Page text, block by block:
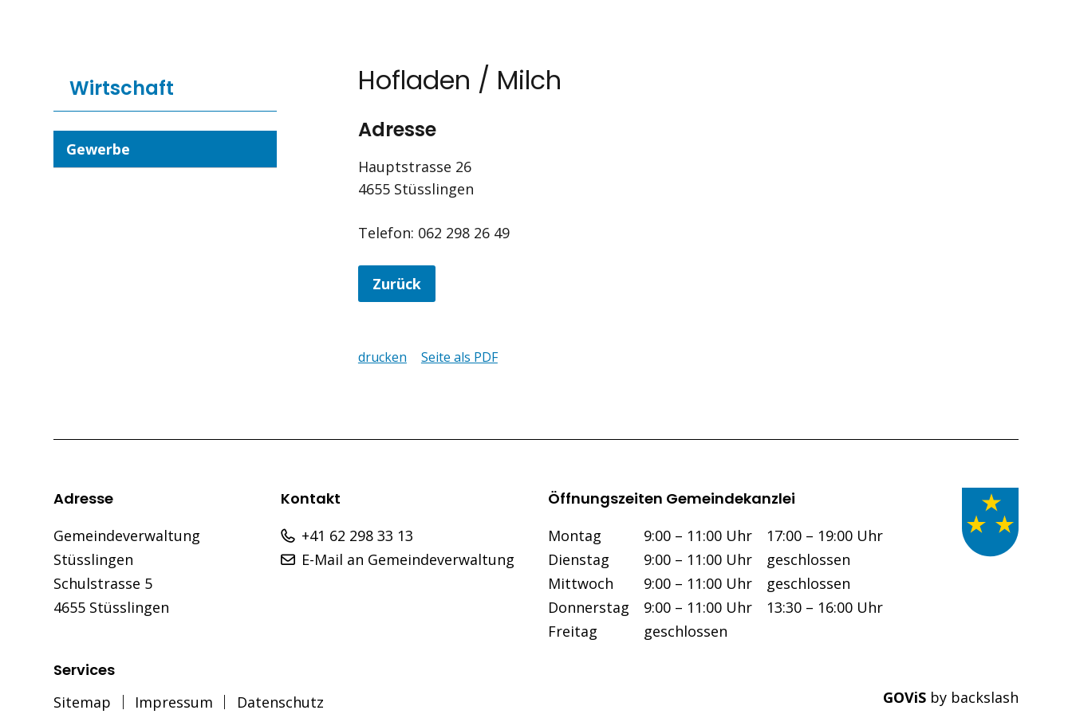
Wirtschaft
Gewerbe
Hofladen / Milch
Adresse
Hauptstrasse 26
4655 Stüsslingen
Telefon: 062 298 26 49
Zurück
drucken Seite als PDF
Footer
Adresse
Gemeindeverwaltung
Stüsslingen
Schulstrasse 5
4655 Stüsslingen
Kontakt
+41 62 298 33 13
E-Mail an Gemeindeverwaltung
Öffnungszeiten Gemeindekanzlei
Wochentag Vormittag Nachmittag
Montag 9:00 – 11:00 Uhr
17:00 – 19:00 Uhr
Dienstag 9:00 – 11:00 Uhr
geschlossen
Mittwoch 9:00 – 11:00 Uhr
geschlossen
Donnerstag 9:00 – 11:00 Uhr
13:30 – 16:00 Uhr
Freitag geschlossen
Services
Sitemap Impressum Datenschutz GOViSby backslash